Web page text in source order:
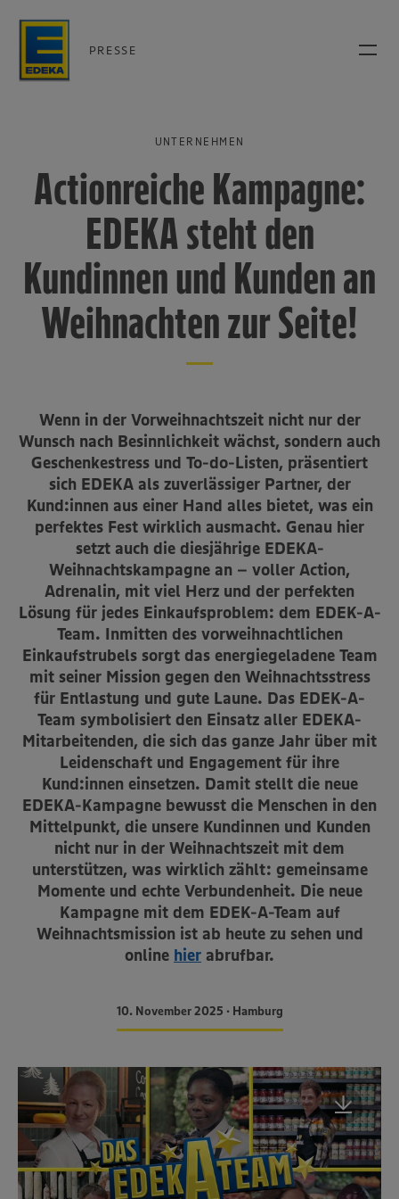
PRESSE
UNTERNEHMEN
Actionreiche Kampagne:
EDEKA steht den
Kundinnen und Kunden an
Weihnachten zur Seite!
Wenn in der Vorweihnachtszeit nicht nur der
Wunsch nach Besinnlichkeit wächst, sondern auch
Geschenkestress und To-do-Listen, präsentiert
sich EDEKA als zuverlässiger Partner, der
Kund:innen aus einer Hand alles bietet, was ein
perfektes Fest wirklich ausmacht. Genau hier
setzt auch die dies­jährige EDEKA-
Weihnachtskampagne an – voller Action,
Adrenalin, mit viel Herz und der perfekten
Lösung für jedes Einkaufsproblem: dem EDEK-A-
Team. Inmitten des vorweihnachtlichen
Einkaufstrubels sorgt das energiegeladene Team
mit seiner Mission gegen den Weihnachtsstress
für Entlastung und gute Laune. Das EDEK-A-
Team symbolisiert den Einsatz aller EDEKA-
Mitarbeitenden, die sich das ganze Jahr über mit
Leidenschaft und Engagement für ihre
Kund:innen einsetzen. Damit stellt die neue
EDEKA-Kampagne bewusst die Menschen in den
Mittelpunkt, die unsere Kundinnen und Kunden
nicht nur in der Weihnachtszeit mit dem
unterstützen, was wirklich zählt: gemeinsame
Momente und echte Verbundenheit. Die neue
Kampagne mit dem EDEK-A-Team auf
Weihnachtsmission ist ab heute zu sehen und
online hier abrufbar.
10. November 2025 • Hamburg